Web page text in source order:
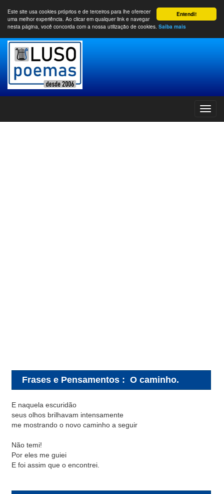
Entendi!
Este site usa cookies próprios e de terceiros para lhe oferecer
uma melhor experiência. Ao clicar em qualquer link e navegar
nesta página, você concorda com a nossa utilização de cookies. Saiba mais
Frases e Pensamentos : O caminho.
E naquela escuridão
seus olhos brilhavam intensamente
me mostrando o novo caminho a seguir
Não temi!
Por eles me guiei
E foi assim que o encontrei.